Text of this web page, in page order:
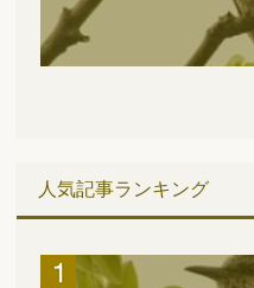
人気記事ランキング